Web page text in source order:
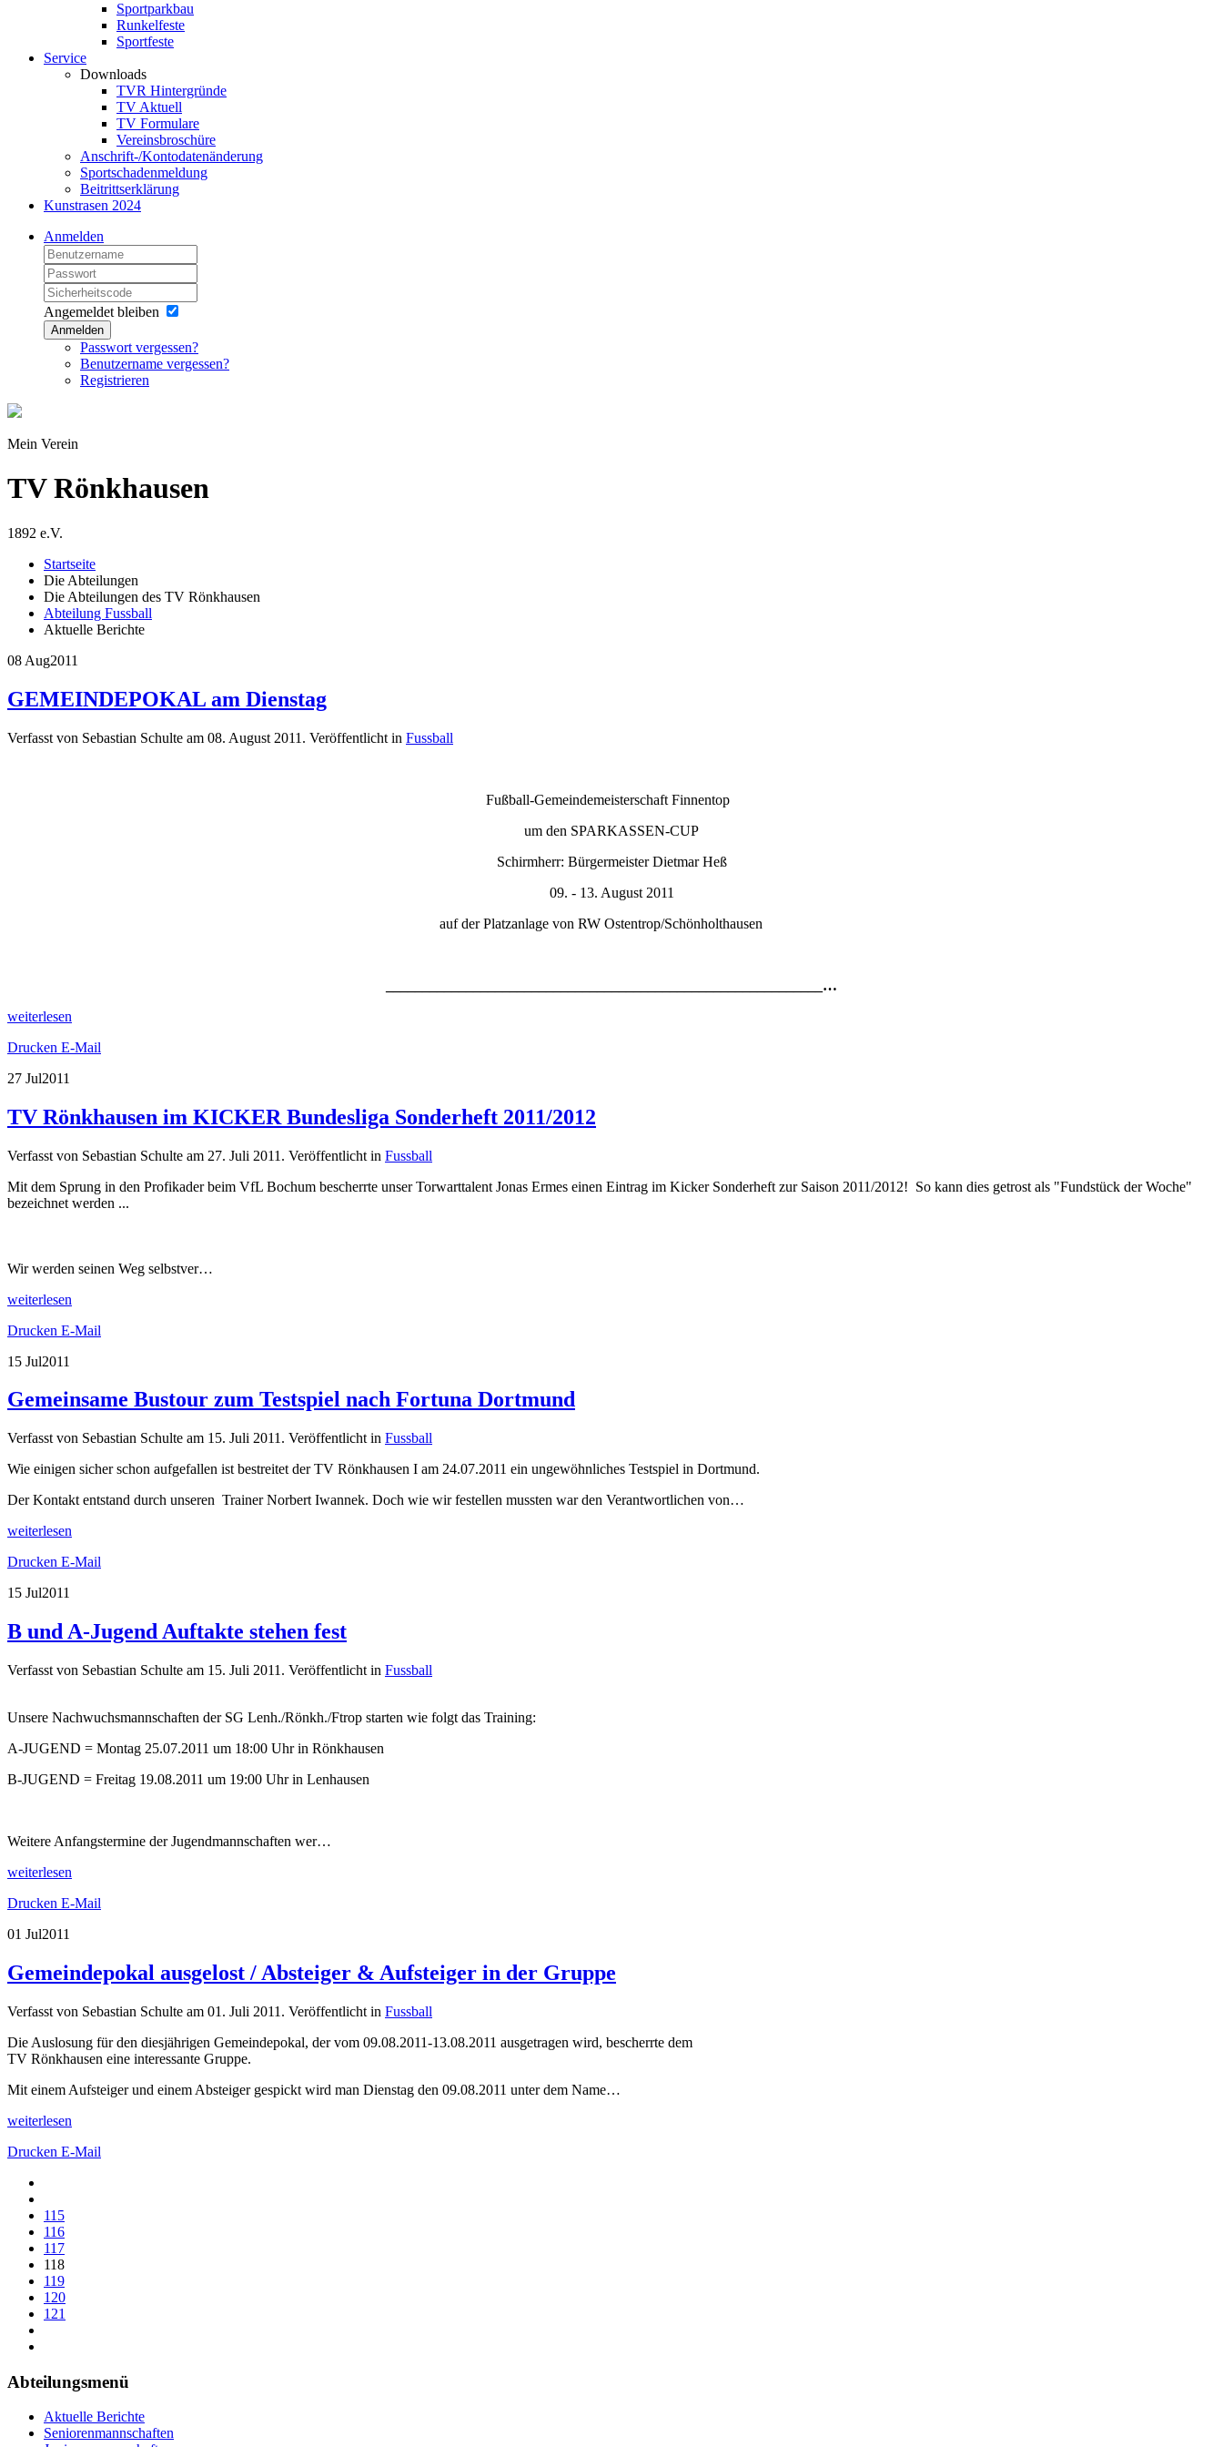
Sportparkbau
Runkelfeste
Sportfeste
Service
Downloads
TVR Hintergründe
TV Aktuell
TV Formulare
Vereinsbroschüre
Anschrift-/Kontodatenänderung
Sportschadenmeldung
Beitrittserklärung
Kunstrasen 2024
Anmelden
Angemeldet bleiben
Anmelden
Passwort vergessen?
Benutzername vergessen?
Registrieren
Mein Verein
TV Rönkhausen
1892 e.V.
Startseite
Die Abteilungen
Die Abteilungen des TV Rönkhausen
Abteilung Fussball
Aktuelle Berichte
08 Aug2011
GEMEINDEPOKAL am Dienstag
Verfasst von Sebastian Schulte am 08. August 2011 . Veröffentlicht in Fussball
Fußball-Gemeindemeisterschaft Finnentop
um den SPARKASSEN-CUP
Schirmherr: Bürgermeister Dietmar Heß
09. - 13. August 2011
auf der Platzanlage von RW Ostentrop/Schönholthausen
____________________________________________________________…
weiterlesen
Drucken E-Mail
27 Jul2011
TV Rönkhausen im KICKER Bundesliga Sonderheft 2011/2012
Verfasst von Sebastian Schulte am 27. Juli 2011 . Veröffentlicht in Fussball
Mit dem Sprung in den Profikader beim VfL Bochum bescherrte unser Torwarttalent Jonas Ermes einen Eintrag im Kicker Sonderheft zur Saison 2011/2012! So kann dies getrost als "Fundstück der Woche"
bezeichnet werden ...
Wir werden seinen Weg selbstver…
weiterlesen
Drucken E-Mail
15 Jul2011
Gemeinsame Bustour zum Testspiel nach Fortuna Dortmund
Verfasst von Sebastian Schulte am 15. Juli 2011 . Veröffentlicht in Fussball
Wie einigen sicher schon aufgefallen ist bestreitet der TV Rönkhausen I am 24.07.2011 ein ungewöhnliches Testspiel in Dortmund.
Der Kontakt entstand durch unseren Trainer Norbert Iwannek. Doch wie wir festellen mussten war den Verantwortlichen von…
weiterlesen
Drucken E-Mail
15 Jul2011
B und A-Jugend Auftakte stehen fest
Verfasst von Sebastian Schulte am 15. Juli 2011 . Veröffentlicht in Fussball
Unsere Nachwuchsmannschaften der SG Lenh./Rönkh./Ftrop starten wie folgt das Training:
A-JUGEND = Montag 25.07.2011 um 18:00 Uhr in Rönkhausen
B-JUGEND = Freitag 19.08.2011 um 19:00 Uhr in Lenhausen
Weitere Anfangstermine der Jugendmannschaften wer…
weiterlesen
Drucken E-Mail
01 Jul2011
Gemeindepokal ausgelost / Absteiger & Aufsteiger in der Gruppe
Verfasst von Sebastian Schulte am 01. Juli 2011 . Veröffentlicht in Fussball
Die Auslosung für den diesjährigen Gemeindepokal, der vom 09.08.2011-13.08.2011 ausgetragen wird, bescherrte dem
TV Rönkhausen eine interessante Gruppe.
Mit einem Aufsteiger und einem Absteiger gespickt wird man Dienstag den 09.08.2011 unter dem Name…
weiterlesen
Drucken E-Mail
115
116
117
118
119
120
121
Abteilungsmenü
Aktuelle Berichte
Seniorenmannschaften